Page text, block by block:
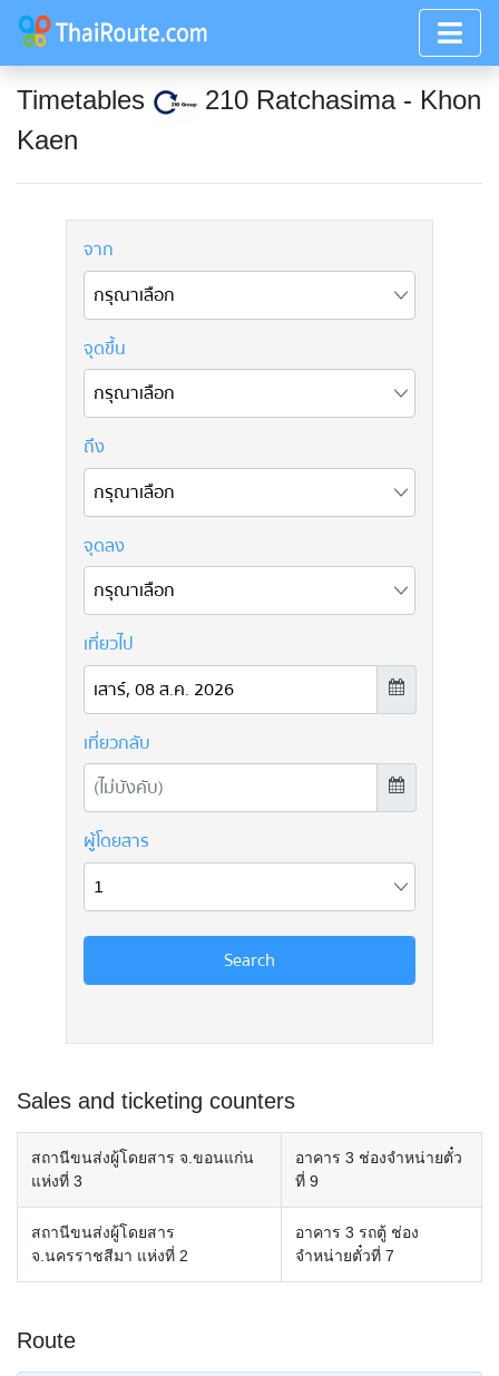
Timetables
210 Ratchasima - Khon
Kaen
Sales and ticketing counters
สถานีขนส่งผู้โดยสาร จ.ขอนแก่น
แห่งที่ 3
อาคาร 3 ช่องจำหน่ายตั๋ว
ที่ 9
สถานีขนส่งผู้โดยสาร
จ.นครราชสีมา แห่งที่ 2
อาคาร 3 รถตู้ ช่อง
จำหน่ายตั๋วที่ 7
Route